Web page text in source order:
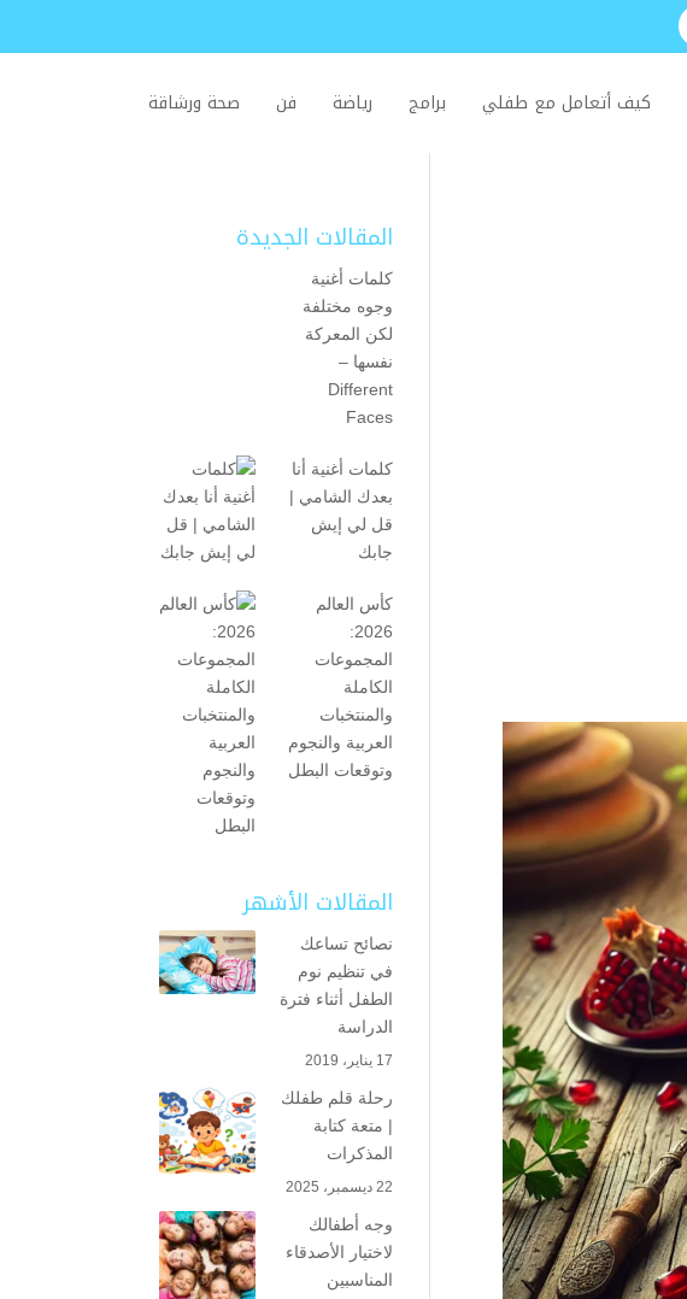
كيف أتعامل مع طفلي برامج رياضة فن صحة ورشاقة
المقالات الجديدة
كلمات أغنية
وجوه مختلفة
لكن المعركة
نفسها –
Different
Faces
كلمات أغنية أنا
بعدك الشامي |
قل لي إيش
جابك
كأس العالم
2026:
المجموعات
الكاملة
والمنتخبات
العربية والنجوم
وتوقعات البطل
المقالات الأشهر
نصائح تساعك
في تنظيم نوم
الطفل أثناء فترة
الدراسة
17 يناير، 2019
رحلة قلم طفلك
| متعة كتابة
المذكرات
22 ديسمبر، 2025
وجه أطفالك
لاختيار الأصدقاء
المناسبين